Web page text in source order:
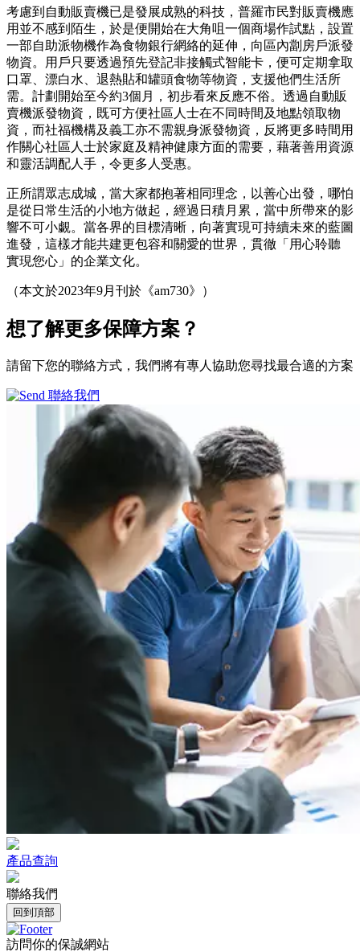
考慮到自動販賣機已是發展成熟的科技，普羅市民對販賣機應
用並不感到陌生，於是便開始在大角咀一個商場作試點，設置
一部自助派物機作為食物銀行網絡的延伸，向區內劏房戶派發
物資。用戶只要透過預先登記非接觸式智能卡，便可定期拿取
口罩、漂白水、退熱貼和罐頭食物等物資，支援他們生活所
需。計劃開始至今約3個月，初步看來反應不俗。透過自動販
賣機派發物資，既可方便社區人士在不同時間及地點領取物
資，而社福機構及義工亦不需親身派發物資，反將更多時間用
作關心社區人士於家庭及精神健康方面的需要，藉著善用資源
和靈活調配人手，令更多人受惠。
正所謂眾志成城，當大家都抱著相同理念，以善心出發，哪怕
是從日常生活的小地方做起，經過日積月累，當中所帶來的影
響不可小覷。當各界的目標清晰，向著實現可持續未來的藍圖
進發，這樣才能共建更包容和關愛的世界，貫徹「用心聆聽
實現您心」的企業文化。
（本文於2023年9月刊於《am730》）
想了解更多保障方案？
請留下您的聯絡方式，我們將有專人協助您尋找最合適的方案
聯絡我們
產品查詢
聯絡我們
回到頂部
訪問你的保誠網站